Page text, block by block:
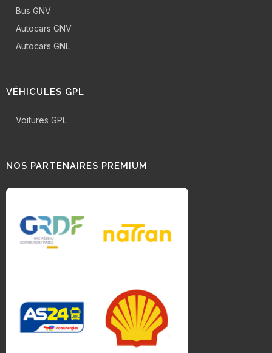
Bus GNV
Autocars GNV
Autocars GNL
VÉHICULES GPL
Voitures GPL
NOS PARTENAIRES PREMIUM